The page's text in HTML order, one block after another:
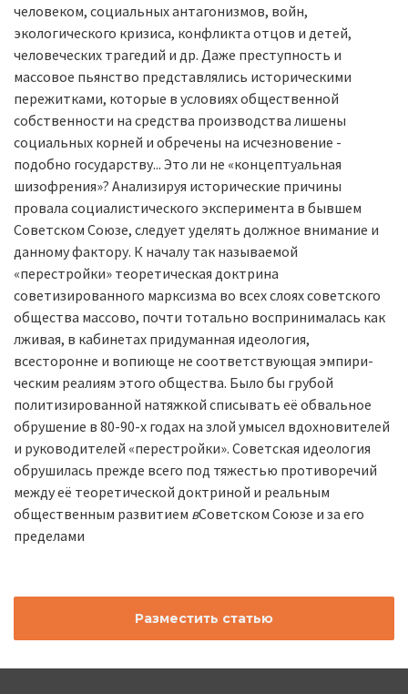
человеком, социальных антагонизмов, войн,
экологического кризиса, конфликта отцов и детей,
человеческих трагедий и др. Даже преступность и
массовое пьянство представлялись историческими
пережитками, которые в ус­ловиях общественной
собственности на средства производства лишены
социальных корней и обречены на исчезновение -
подобно государству... Это ли не «концептуальная
шизофрения»? Анализируя исторические причины
провала социалистического эксперимента в бывшем
Советском Союзе, следует уделять должное внимание и
данному фактору. К началу так называемой
«перестройки» теоретическая доктрина
советизированного марксизма во всех слоях советского
общества массово, почти тотально воспринималась как
лживая, в кабинетах придуманная идеология,
всесторонне и вопиюще не соответствующая эмпири­
ческим реалиям этого общества. Было бы грубой
политизированной натяжкой списывать её обвальное
обрушение в 80-90-х годах на злой умысел вдохновите­лей
и руководителей «перестройки». Советская идеология
обрушилась прежде всего под тяжестью противоречий
между её теоретической доктриной и реаль­ным
общественным развитием вСоветском Союзе и за его
пределами
Разместить статью